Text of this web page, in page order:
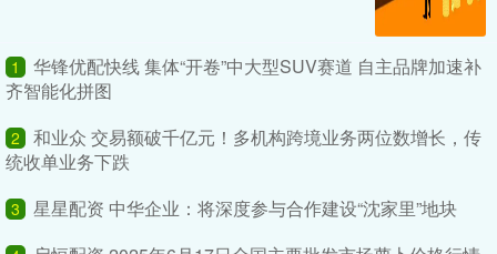
1
华锋优配快线 集体“开卷”中大型SUV赛道 自主品牌加速补
齐智能化拼图
2
和业众 交易额破千亿元！多机构跨境业务两位数增长，传
统收单业务下跌
3 星星配资 中华企业：将深度参与合作建设“沈家里”地块